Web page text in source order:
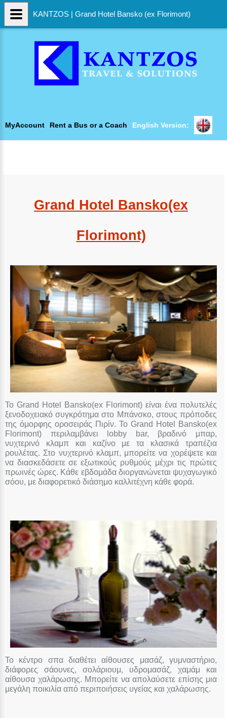
MyAccount Rent a Bus or a Coach English Version:
Grand Hotel Bansko(ex
Florimont)
Το Grand Hotel Bansko(ex Florimont) είναι ένα πολυτελές
ξενοδοχειακό συγκρότημα στο Μπάνσκο, στους πρόποδες
της όμορφης οροσειράς Πιρίν. Το Grand Hotel Bansko(ex
Florimont) περιλαμβάνει lobby bar, βραδινό μπαρ,
νυχτερινό κλαμπ και καζίνο με τα κλασικά τραπέζια
ρουλέτας. Στο νυχτερινό κλαμπ, μπορείτε να χορέψετε και
να διασκεδάσετε σε εξωτικούς ρυθμούς μέχρι τις πρώτες
πρωινές ώρες. Κάθε εβδομάδα διοργανώνεται ψυχαγωγικό
σόου, με διαφορετικό διάσημο καλλιτέχνη κάθε φορά.
Το κέντρο σπα διαθέτει αίθουσες μασάζ, γυμναστήριο,
διάφορες σάουνες, σολάριουμ, υδρομασάζ, χαμάμ και
αίθουσα χαλάρωσης. Μπορείτε να απολαύσετε επίσης μια
μεγάλη ποικιλία από περιποιήσεις υγείας και χαλάρωσης.
KANTZOS | Grand Hotel Bansko (ex Florimont)